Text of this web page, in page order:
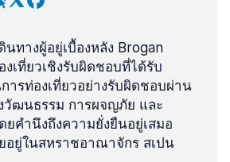
นทางผู้อยู่เบื้องหลัง Brogan
เที่ยวเชิงรับผิดชอบที่ได้รับ
ารท่องเที่ยวอย่างรับผิดชอบผ่าน
ฒนธรรม การผจญภัย และ
ยคำนึงถึงความยั่งยืนอยู่เสมอ
อยู่ในสหราชอาณาจักร สเปน